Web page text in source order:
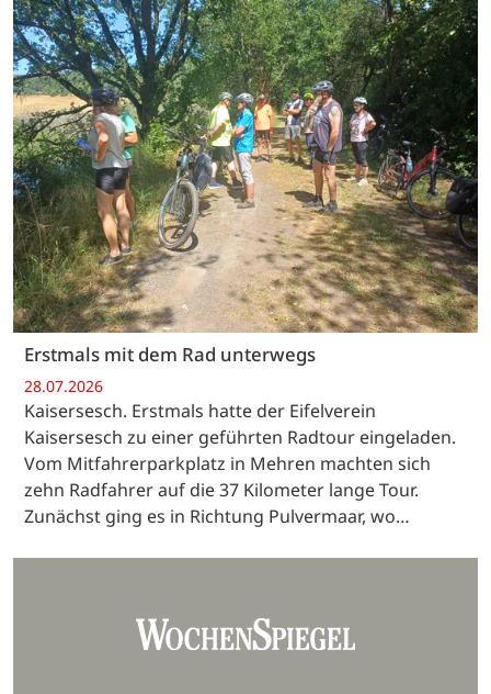
Erstmals mit dem Rad unterwegs
28.07.2026
Kaisersesch. Erstmals hatte der Eifelverein
Kaisersesch zu einer geführten Radtour eingeladen.
Vom Mitfahrerparkplatz in Mehren machten sich
zehn Radfahrer auf die 37 Kilometer lange Tour.
Zunächst ging es in Richtung Pulvermaar, wo…